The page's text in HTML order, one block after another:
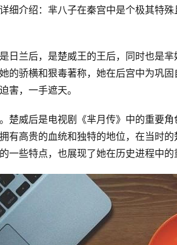
细介绍：芈八子在秦宫中是个极其特
日兰后，是楚威王的王后，同时也是
的骄横和狠毒著称，她在后宫中为巩
害，一手遮天。
楚威后是电视剧《芈月传》中的重要
有高贵的血统和独特的地位，在当时
一些特点，也展现了她在历史进程中的